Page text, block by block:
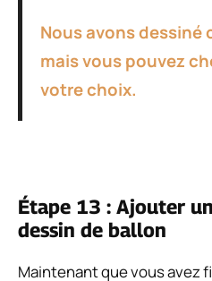
Nous avons
mais vous pouvez
votre choix.
Étape 13 : Ajouter
dessin de ballon
Maintenant que vous avez